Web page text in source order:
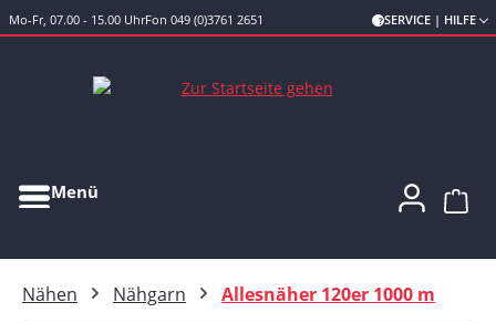
Zum Hauptinhalt springen
Mo-Fr, 07.00 - 15.00 UhrFon 049 (0)3761 2651 SERVICE | HILFE
Menü
Nähen Nähgarn Allesnäher 120er 1000 m